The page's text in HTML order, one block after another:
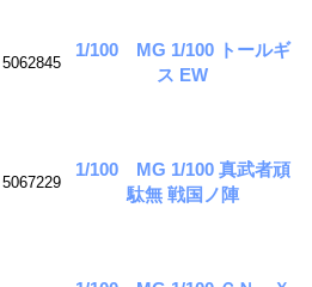
5062845
1/100 MG 1/100 トールギ
ス EW
5067229
1/100 MG 1/100 真武者頑
駄無 戦国ノ陣